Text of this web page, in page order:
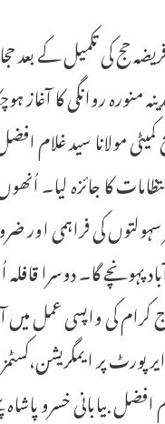
مولانا سید غلام
کا جائزہ لیا۔
کی فراہمی
پر
بیابانی خسرو